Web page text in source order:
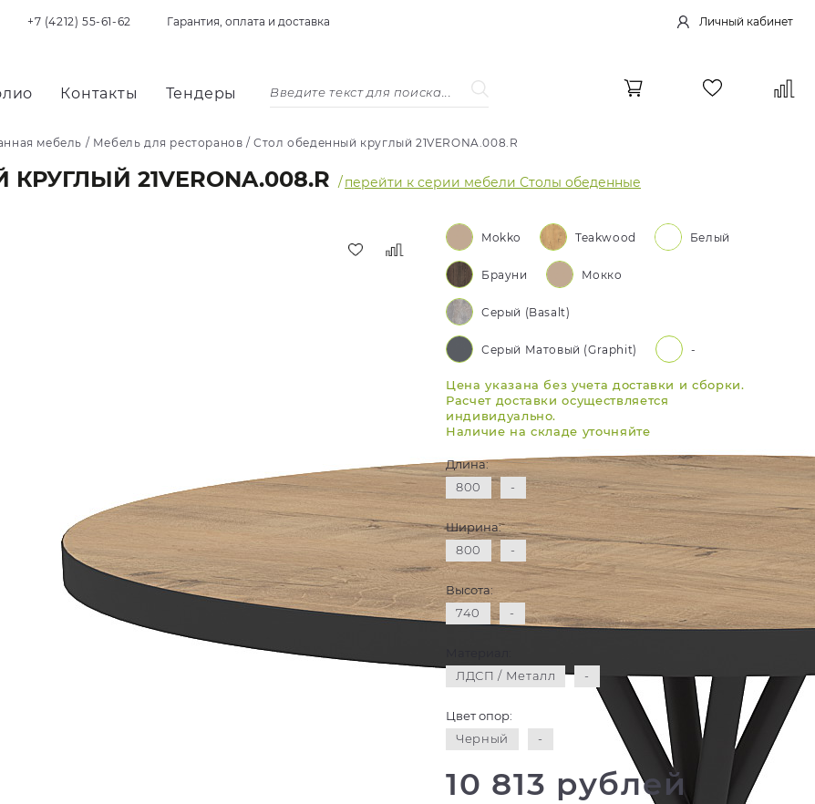
+7 (4212) 55-61-62 Гарантия, оплата и доставка Личный кабинет
Контакты Тендеры
мебель / Мебель для ресторанов /Стол обеденный круглый 21VERONA.008.R
21VERONA.008.R /перейти к серии мебели Столы обеденные
Mokko Teakwood Белый
Брауни Мокко
Серый (Basalt)
Серый Матовый (Graphit) -
Цена указана без учета доставки и сборки.
Расчет доставки осуществляется
индивидуально.
Наличие на складе уточняйте
Длина:
800
-
Ширина:
800
-
Высота:
740
-
ЛДСП / Металл
-
Цвет опор:
Черный
-
10 813 рублей